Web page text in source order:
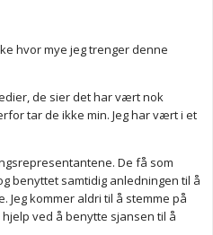
hvor mye jeg trenger denne
de sier det har vært nok
tar de ikke min. Jeg har vært i et
De få som
benyttet samtidig anledningen til å
Jeg kommer aldri til å stemme på
ved å benytte sjansen til å